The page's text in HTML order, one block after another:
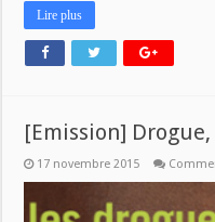
Lire plus
[Emission]
17 novembre 2015